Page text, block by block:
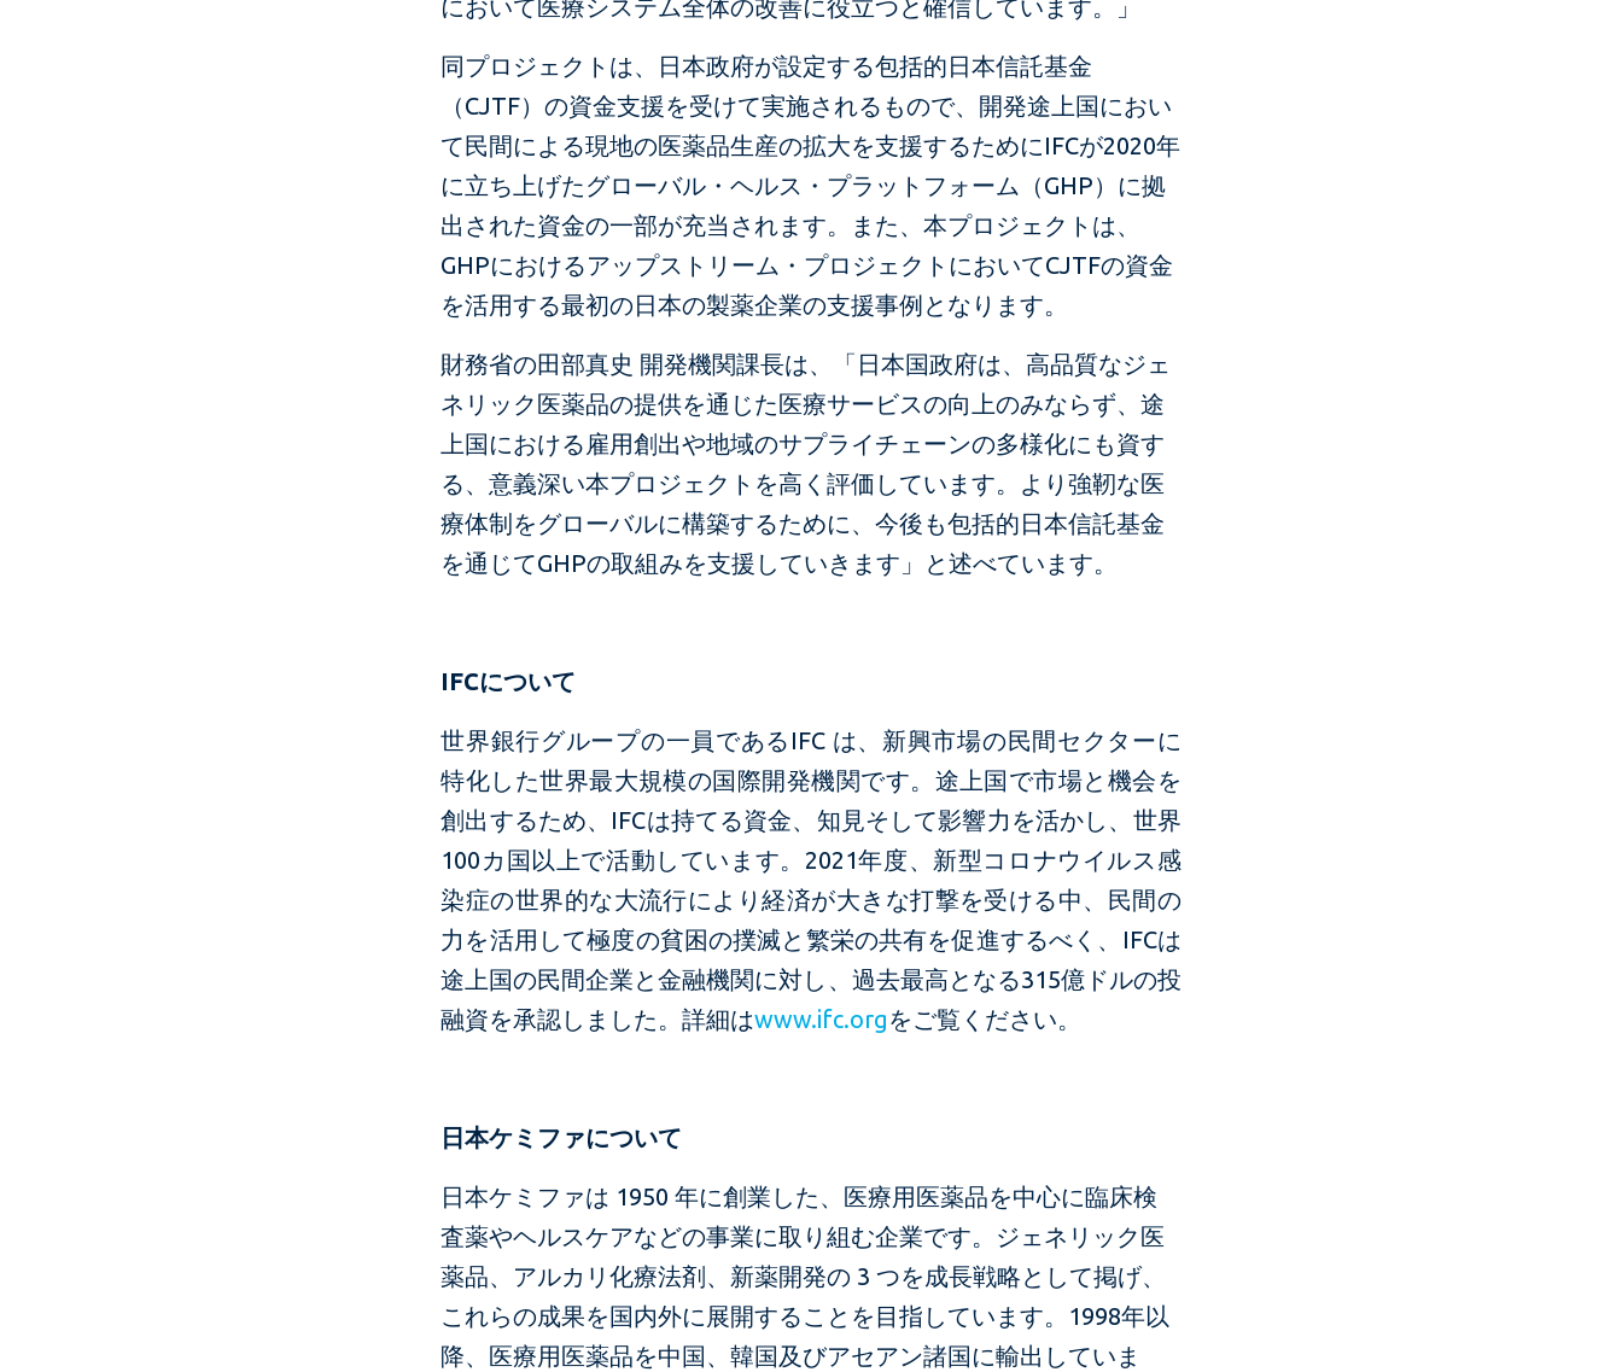
において医療システム全体の改善に役立つと確信しています。」
同プロジェクトは、日本政府が設定する包括的日本信託基金
（CJTF）の資金支援を受けて実施されるもので、開発途上国におい
て民間による現地の医薬品生産の拡大を支援するためにIFCが2020年
に立ち上げたグローバル・ヘルス・プラットフォーム（GHP）に拠
出された資金の一部が充当されます。また、本プロジェクトは、
GHPにおけるアップストリーム・プロジェクトにおいてCJTFの資金
を活用する最初の日本の製薬企業の支援事例となります。
財務省の田部真史 開発機関課長は、「日本国政府は、高品質なジェ
ネリック医薬品の提供を通じた医療サービスの向上のみならず、途
上国における雇用創出や地域のサプライチェーンの多様化にも資す
る、意義深い本プロジェクトを高く評価しています。より強靭な医
療体制をグローバルに構築するために、今後も包括的日本信託基金
を通じてGHPの取組みを支援していきます」と述べています。
IFCについて
世界銀行グループの一員であるIFC は、新興市場の民間セクターに
特化した世界最大規模の国際開発機関です。途上国で市場と機会を
創出するため、IFCは持てる資金、知見そして影響力を活かし、世界
100カ国以上で活動しています。2021年度、新型コロナウイルス感
染症の世界的な大流行により経済が大きな打撃を受ける中、民間の
力を活用して極度の貧困の撲滅と繁栄の共有を促進するべく、IFCは
途上国の民間企業と金融機関に対し、過去最高となる315億ドルの投
融資を承認しました。詳細はwww.ifc.orgをご覧ください。
日本ケミファについて
日本ケミファは 1950 年に創業した、医療用医薬品を中心に臨床検
査薬やヘルスケアなどの事業に取り組む企業です。ジェネリック医
薬品、アルカリ化療法剤、新薬開発の 3 つを成長戦略として掲げ、
これらの成果を国内外に展開することを目指しています。1998年以
降、医療用医薬品を中国、韓国及びアセアン諸国に輸出していま